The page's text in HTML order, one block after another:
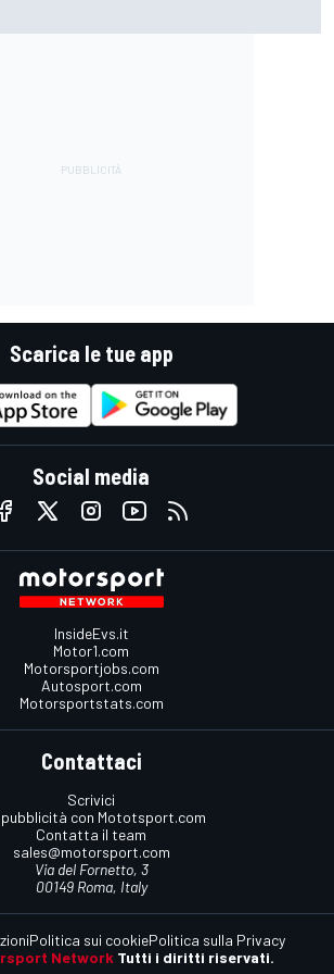
Scarica le tue app
Social media
InsideEvs.it
Motor1.com
Motorsportjobs.com
Autosport.com
Motorsportstats.com
Contattaci
Scrivici
pubblicità con Mototsport.com
Contatta il team
sales@motorsport.com
Via del Fornetto, 3
00149 Roma, Italy
Network Tutti i diritti riservati.
Politica sui cookiePolitica sulla Privacy